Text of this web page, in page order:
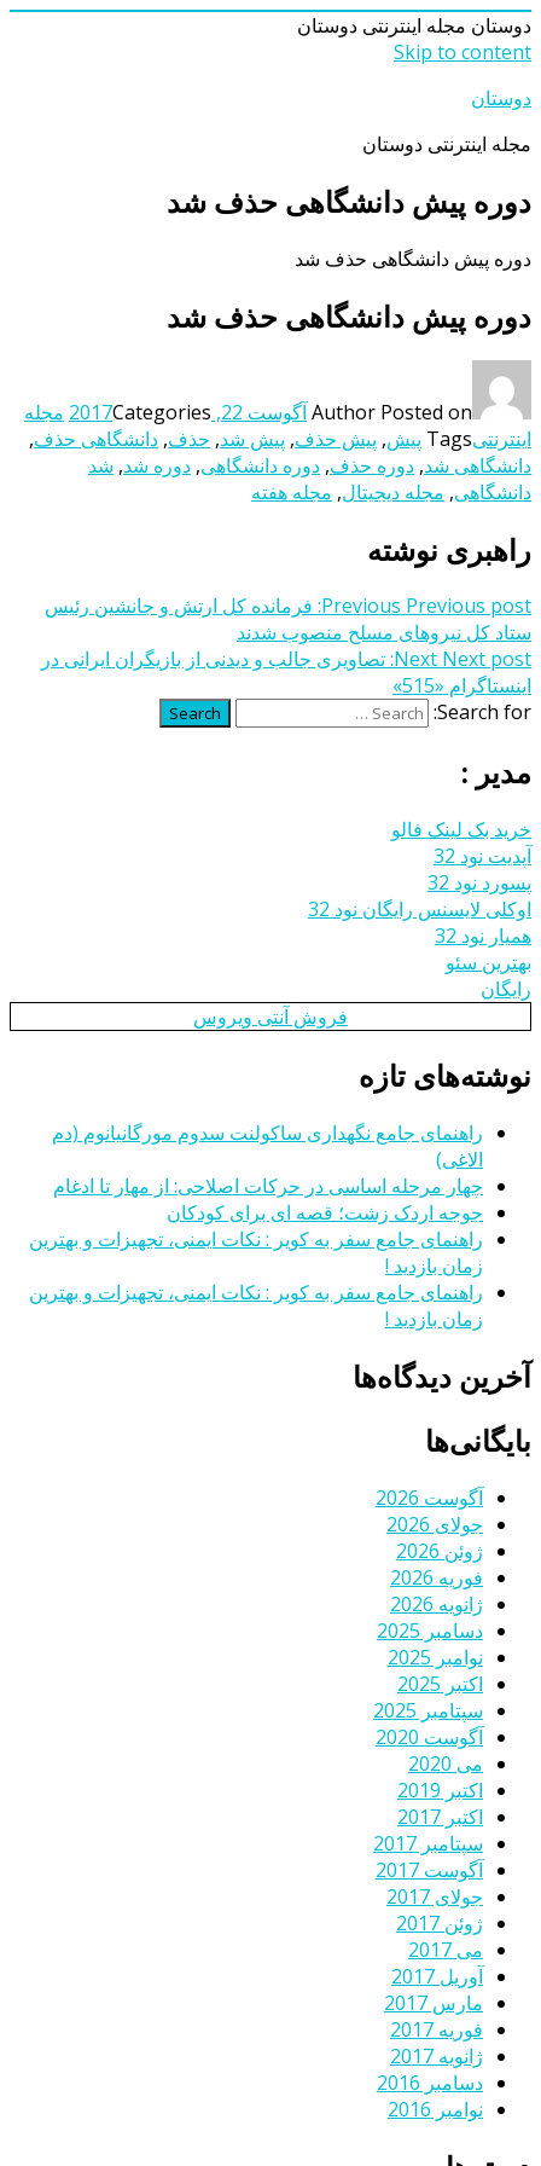
دوستان مجله اینترنتی دوستان
Skip to content
دوستان
مجله اینترنتی دوستان
دوره پیش دانشگاهی حذف شد
دوره پیش دانشگاهی حذف شد
دوره پیش دانشگاهی حذف شد
Author Posted on آگوست 22, 2017 Categories
مجله
اینترنتیTags پیش, پیش حذف, پیش شد, حذف, دانشگاهی حذف,
دانشگاهی شد, دوره حذف, دوره دانشگاهی, دوره شد, شد
دانشگاهی, مجله دیجیتال, مجله هفته
راهبری نوشته
Previous Previous post:
فرمانده کل ارتش و جانشین رئیس
ستاد کل نیروهای مسلح منصوب شدند
Next Next post:
تصاویری جالب و دیدنی از بازیگران ایرانی در
اینستاگرام «515»
Search for:
Search
مدیر :
خرید بک لینک فالو
آپدیت نود 32
پسورد نود 32
اوکلی لایسنس رایگان نود 32
همیار نود 32
بهترین سئو
رایگان
فروش آنتی ویروس
نوشته‌های تازه
راهنمای جامع نگهداری ساکولنت سدوم مورگانیانوم (دم
الاغی)
چهار مرحله اساسی در حرکات اصلاحی: از مهار تا ادغام
جوجه اردک زشت؛ قصه ای برای کودکان
راهنمای جامع سفر به کویر : نکات ایمنی، تجهیزات و بهترین
زمان بازدید !
راهنمای جامع سفر به کویر : نکات ایمنی، تجهیزات و بهترین
زمان بازدید !
آخرین دیدگاه‌ها
بایگانی‌ها
آگوست 2026
جولای 2026
ژوئن 2026
فوریه 2026
ژانویه 2026
دسامبر 2025
نوامبر 2025
اکتبر 2025
سپتامبر 2025
آگوست 2020
می 2020
اکتبر 2019
اکتبر 2017
سپتامبر 2017
آگوست 2017
جولای 2017
ژوئن 2017
می 2017
آوریل 2017
مارس 2017
فوریه 2017
ژانویه 2017
دسامبر 2016
نوامبر 2016